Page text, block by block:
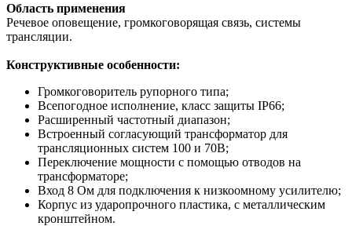
Область применения
Речевое оповещение, громкоговорящая связь, системы
трансляции.
Конструктивные особенности:
Громкоговоритель рупорного типа;
Всепогодное исполнение, класс защиты IP66;
Расширенный частотный диапазон;
Встроенный согласующий трансформатор для
трансляционных систем 100 и 70В;
Переключение мощности с помощью отводов на
трансформаторе;
Вход 8 Ом для подключения к низкоомному усилителю;
Корпус из ударопрочного пластика, с металлическим
кронштейном.